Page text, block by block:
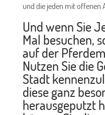
und die jeden mit offenen
Und wenn Sie
Mal besuchen,
auf der
Nutzen Sie die
Stadt
diese ganz
herausgeputzt